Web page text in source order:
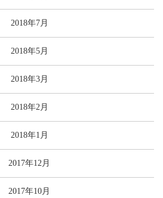
2018年7月
2018年5月
2018年3月
2018年2月
2018年1月
2017年12月
2017年10月